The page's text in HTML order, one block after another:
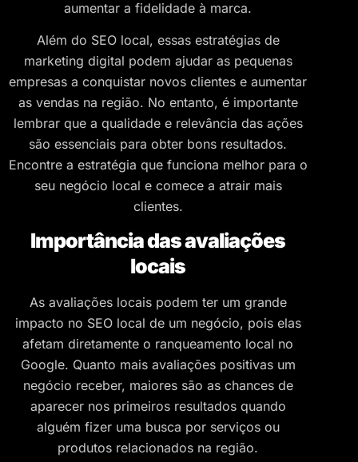
aumentar a fidelidade à marca.
Além do SEO local, essas estratégias de
marketing digital podem ajudar as pequenas
empresas a conquistar novos clientes e aumentar
as vendas na região. No entanto, é importante
lembrar que a qualidade e relevância das ações
são essenciais para obter bons resultados.
Encontre a estratégia que funciona melhor para o
seu negócio local e comece a atrair mais
clientes.
Importância das avaliações
locais
As avaliações locais podem ter um grande
impacto no SEO local de um negócio, pois elas
afetam diretamente o ranqueamento local no
Google. Quanto mais avaliações positivas um
negócio receber, maiores são as chances de
aparecer nos primeiros resultados quando
alguém fizer uma busca por serviços ou
produtos relacionados na região.